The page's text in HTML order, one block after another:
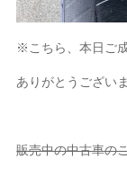
※こちら、本日ご
ありがとうござい
販売中の中古車の